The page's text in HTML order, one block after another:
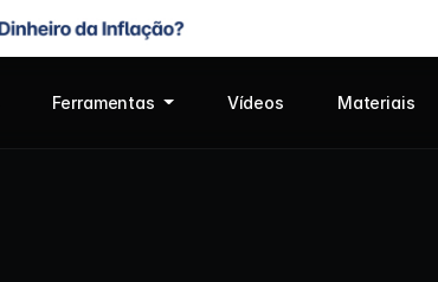
Ferramentas Vídeos Materiais